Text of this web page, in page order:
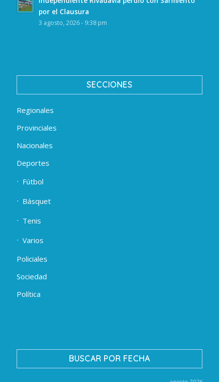
por el Clausura
3 agosto, 2026 - 9:38 pm
SECCIONES
Regionales
Provinciales
Nacionales
Deportes
Fútbol
Básquet
Tenis
Varios
Policiales
Sociedad
Política
BUSCAR POR FECHA